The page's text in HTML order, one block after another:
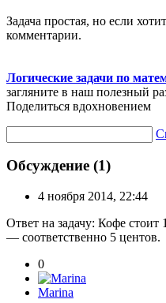
Задача простая, но если
комментарии.
Логические задачи по
загляните в наш полезный
Поделиться вдохновением
Обсуждение (1)
4 ноября 2014, 22:44
Ответ на задачу: Кофе стоит
— соответственно 5 центов.
0
Marina